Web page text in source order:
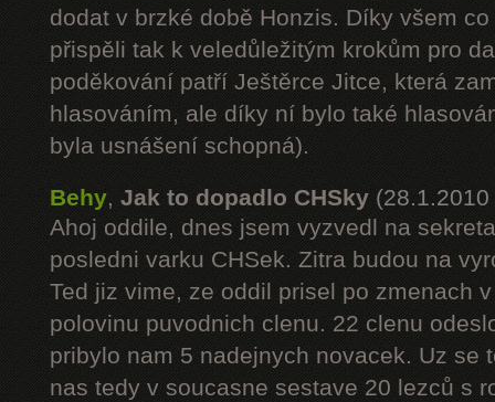
dodat v brzké době Honzis. Díky všem
přispěli tak k veledůležitým krokům pro
poděkování patří Ještěrce Jitce, která
hlasováním, ale díky ní bylo také
byla usnášení schopná).
Behy, Jak to dopadlo CHSky
Ahoj oddile, dnes jsem vyzvedl na
posledni varku CHSek. Zitra budou na
Ted jiz vime, ze oddil prisel po zmenach
polovinu puvodnich clenu. 22 clenu
pribylo nam 5 nadejnych novacek. Uz se
nas tedy v soucasne sestave 20 lezců s